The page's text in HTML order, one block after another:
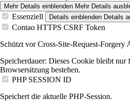
Mehr Details einblenden Mehr Details
Essenziell Details einblenden Details
Contao HTTPS CSRF Token
Schützt vor Cross-Site-Request-Forgery
Speicherdauer: Dieses Cookie bleibt nur
Browsersitzung bestehen.
PHP SESSION ID
Speichert die aktuelle PHP-Session.